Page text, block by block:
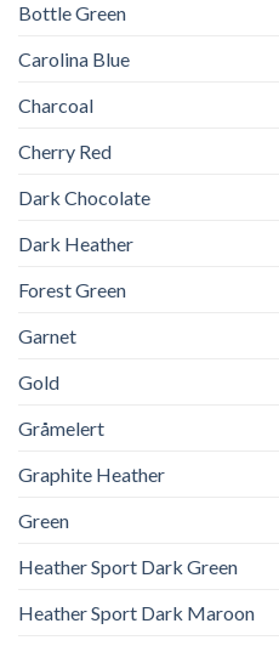
Bottle Green
Carolina Blue
Charcoal
Cherry Red
Dark Chocolate
Dark Heather
Forest Green
Garnet
Gold
Gråmelert
Graphite Heather
Green
Heather Sport Dark Green
Heather Sport Dark Maroon